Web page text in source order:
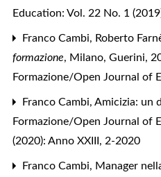
Education: Vol. 22 No. 1
Franco Cambi, Roberto
formazione, Milano, Guerini,
Formazione/Open Journal of
Franco Cambi, Amicizia: un
Formazione/Open Journal of
(2020): Anno XXIII, 2-2020
Franco Cambi, Manager